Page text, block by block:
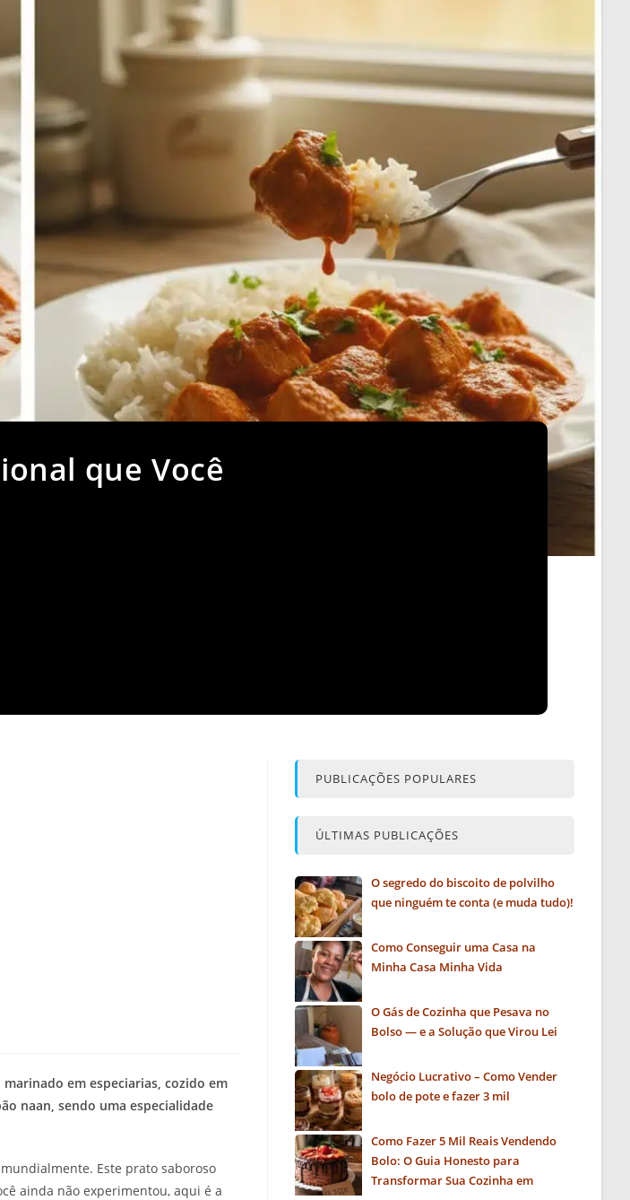
que Você
em especiarias, cozido em
naan, sendo uma especialidade
Este prato saboroso
ainda não experimentou, aqui é a
PUBLICAÇÕES POPULARES
ÚLTIMAS PUBLICAÇÕES
O segredo do biscoito de polvilho
que ninguém te conta (e muda tudo)!
Como Conseguir uma Casa na
Minha Casa Minha Vida
O Gás de Cozinha que Pesava no
Bolso — e a Solução que Virou Lei
Negócio Lucrativo – Como Vender
bolo de pote e fazer 3 mil
Como Fazer 5 Mil Reais Vendendo
Bolo: O Guia Honesto para
Transformar Sua Cozinha em